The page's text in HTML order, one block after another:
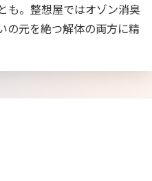
も。整想屋ではオゾン消臭
の元を絶つ解体の両方に精